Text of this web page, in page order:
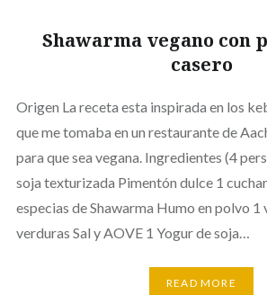
Shawarma vegano con
casero
Origen La receta esta inspirada en los
que me tomaba en un restaurante de
para que sea vegana. Ingredientes (4
soja texturizada Pimentón dulce 1
especias de Shawarma Humo en polvo 1
verduras Sal y AOVE 1 Yogur de soja…
READ MORE